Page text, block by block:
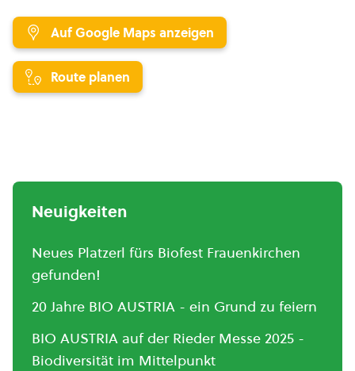
Auf Google Maps anzeigen
Route planen
Neuigkeiten
Neues Platzerl fürs Biofest Frauenkirchen
gefunden!
20 Jahre BIO AUSTRIA - ein Grund zu feiern
BIO AUSTRIA auf der Rieder Messe 2025 -
Biodiversität im Mittelpunkt